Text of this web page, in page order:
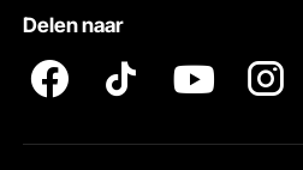
Delen naar